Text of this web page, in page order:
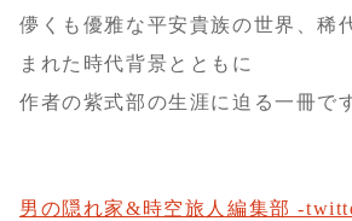
儚くも優雅な平安貴族の世界、稀
まれた時代背景とともに
作者の紫式部の生涯に迫る一冊で
男の隠れ家&時空旅人編集部 -